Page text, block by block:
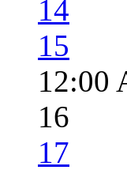
14
15
12:00
16
17